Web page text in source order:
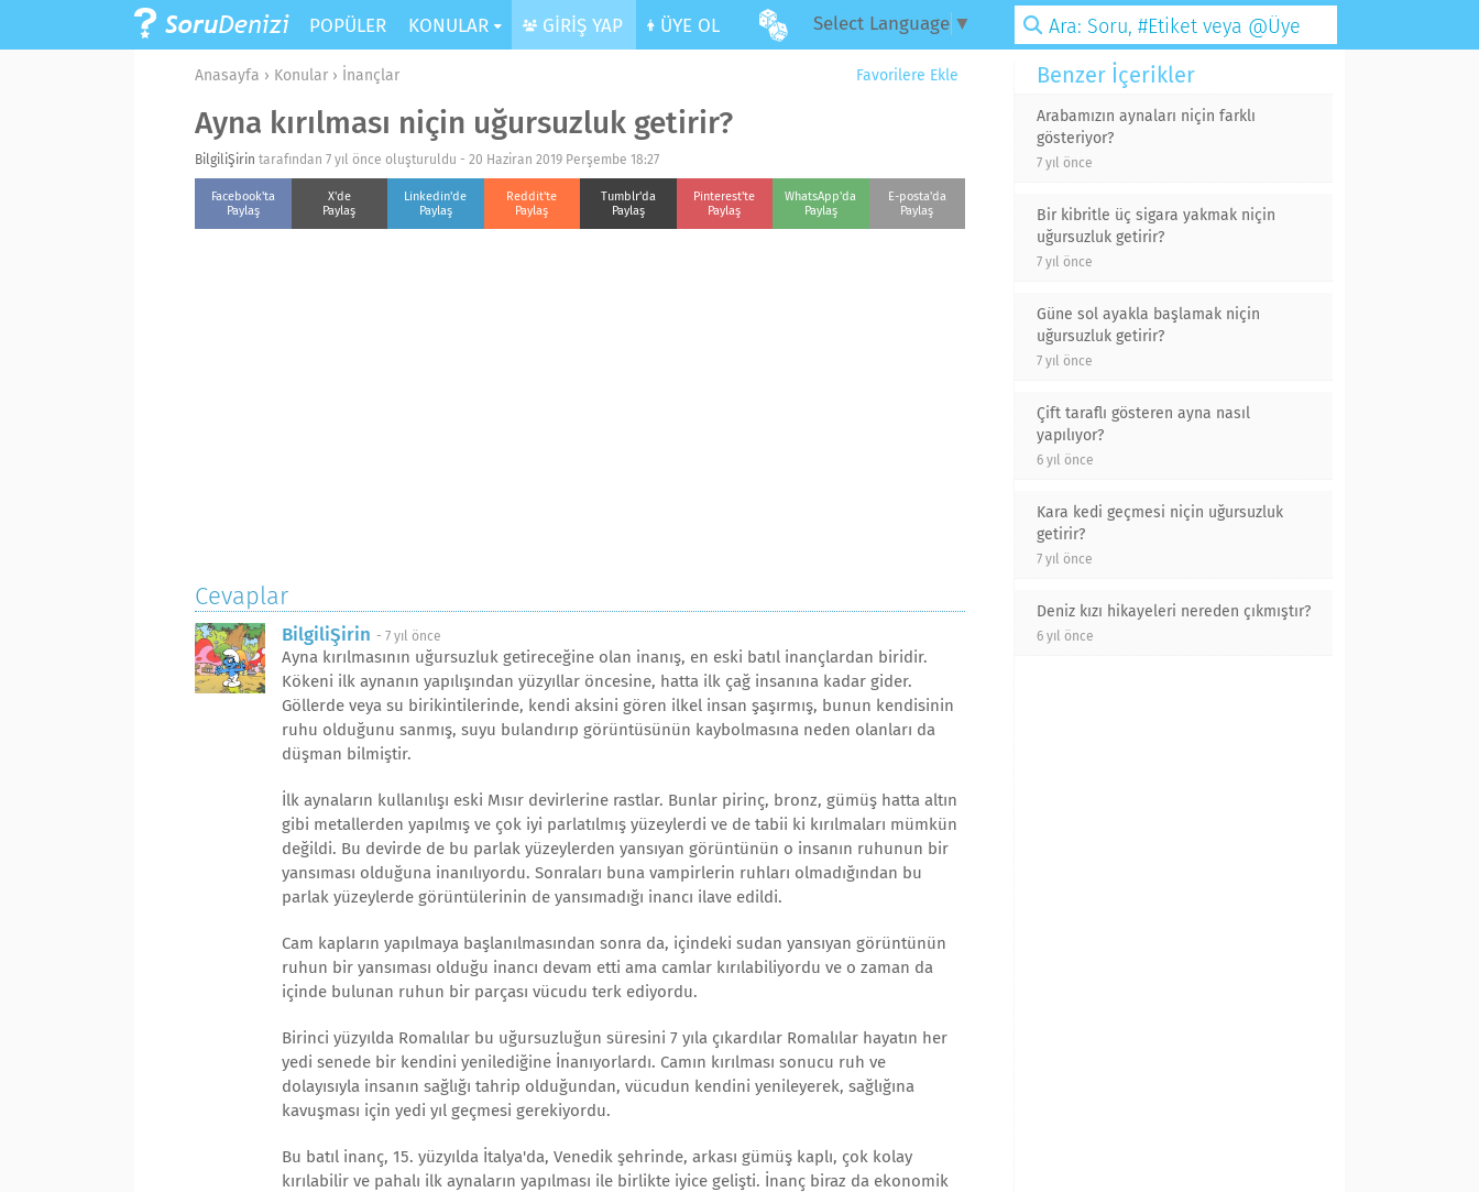
POPÜLER KONULAR GİRİŞ YAP ÜYE OL Select Language ▼
Favorilere Ekle
Anasayfa › Konular › İnançlar
Ayna kırılması niçin uğursuzluk getirir?
BilgiliŞirin tarafından 7 yıl önce oluşturuldu - 20 Haziran 2019 Perşembe 18:27
Facebook'ta
Paylaş
X'de
Paylaş
Linkedin'de
Paylaş
Reddit'te
Paylaş
Tumblr'da
Paylaş
Pinterest'te
Paylaş
WhatsApp'da
Paylaş
E-posta'da
Paylaş
Cevaplar
BilgiliŞirin - 7 yıl önce
Ayna kırılmasının uğursuzluk getireceğine olan inanış, en eski batıl inançlardan biridir.
Kökeni ilk aynanın yapılışından yüzyıllar öncesine, hatta ilk çağ insanına kadar gider.
Göllerde veya su birikintilerinde, kendi aksini gören ilkel insan şaşırmış, bunun kendisinin
ruhu olduğunu sanmış, suyu bulandırıp görüntüsünün kaybolmasına neden olanları da
düşman bilmiştir.
İlk aynaların kullanılışı eski Mısır devirlerine rastlar. Bunlar pirinç, bronz, gümüş hatta altın
gibi metallerden yapılmış ve çok iyi parlatılmış yüzeylerdi ve de tabii ki kırılmaları mümkün
değildi. Bu devirde de bu parlak yüzeylerden yansıyan görüntünün o insanın ruhunun bir
yansıması olduğuna inanılıyordu. Sonraları buna vampirlerin ruhları olmadığından bu
parlak yüzeylerde görüntülerinin de yansımadığı inancı ilave edildi.
Cam kapların yapılmaya başlanılmasından sonra da, içindeki sudan yansıyan görüntünün
ruhun bir yansıması olduğu inancı devam etti ama camlar kırılabiliyordu ve o zaman da
içinde bulunan ruhun bir parçası vücudu terk ediyordu.
Birinci yüzyılda Romalılar bu uğursuzluğun süresini 7 yıla çıkardılar Romalılar hayatın her
yedi senede bir kendini yenilediğine İnanıyorlardı. Camın kırılması sonucu ruh ve
dolayısıyla insanın sağlığı tahrip olduğundan, vücudun kendini yenileyerek, sağlığına
kavuşması için yedi yıl geçmesi gerekiyordu.
Bu batıl inanç, 15. yüzyılda İtalya'da, Venedik şehrinde, arkası gümüş kaplı, çok kolay
kırılabilir ve pahalı ilk aynaların yapılması ile birlikte iyice gelişti. İnanç biraz da ekonomik
Benzer İçerikler
Arabamızın aynaları niçin farklı
gösteriyor?
7 yıl önce
Bir kibritle üç sigara yakmak niçin
uğursuzluk getirir?
7 yıl önce
Güne sol ayakla başlamak niçin
uğursuzluk getirir?
7 yıl önce
Çift taraflı gösteren ayna nasıl
yapılıyor?
6 yıl önce
Kara kedi geçmesi niçin uğursuzluk
getirir?
7 yıl önce
Deniz kızı hikayeleri nereden çıkmıştır?
6 yıl önce